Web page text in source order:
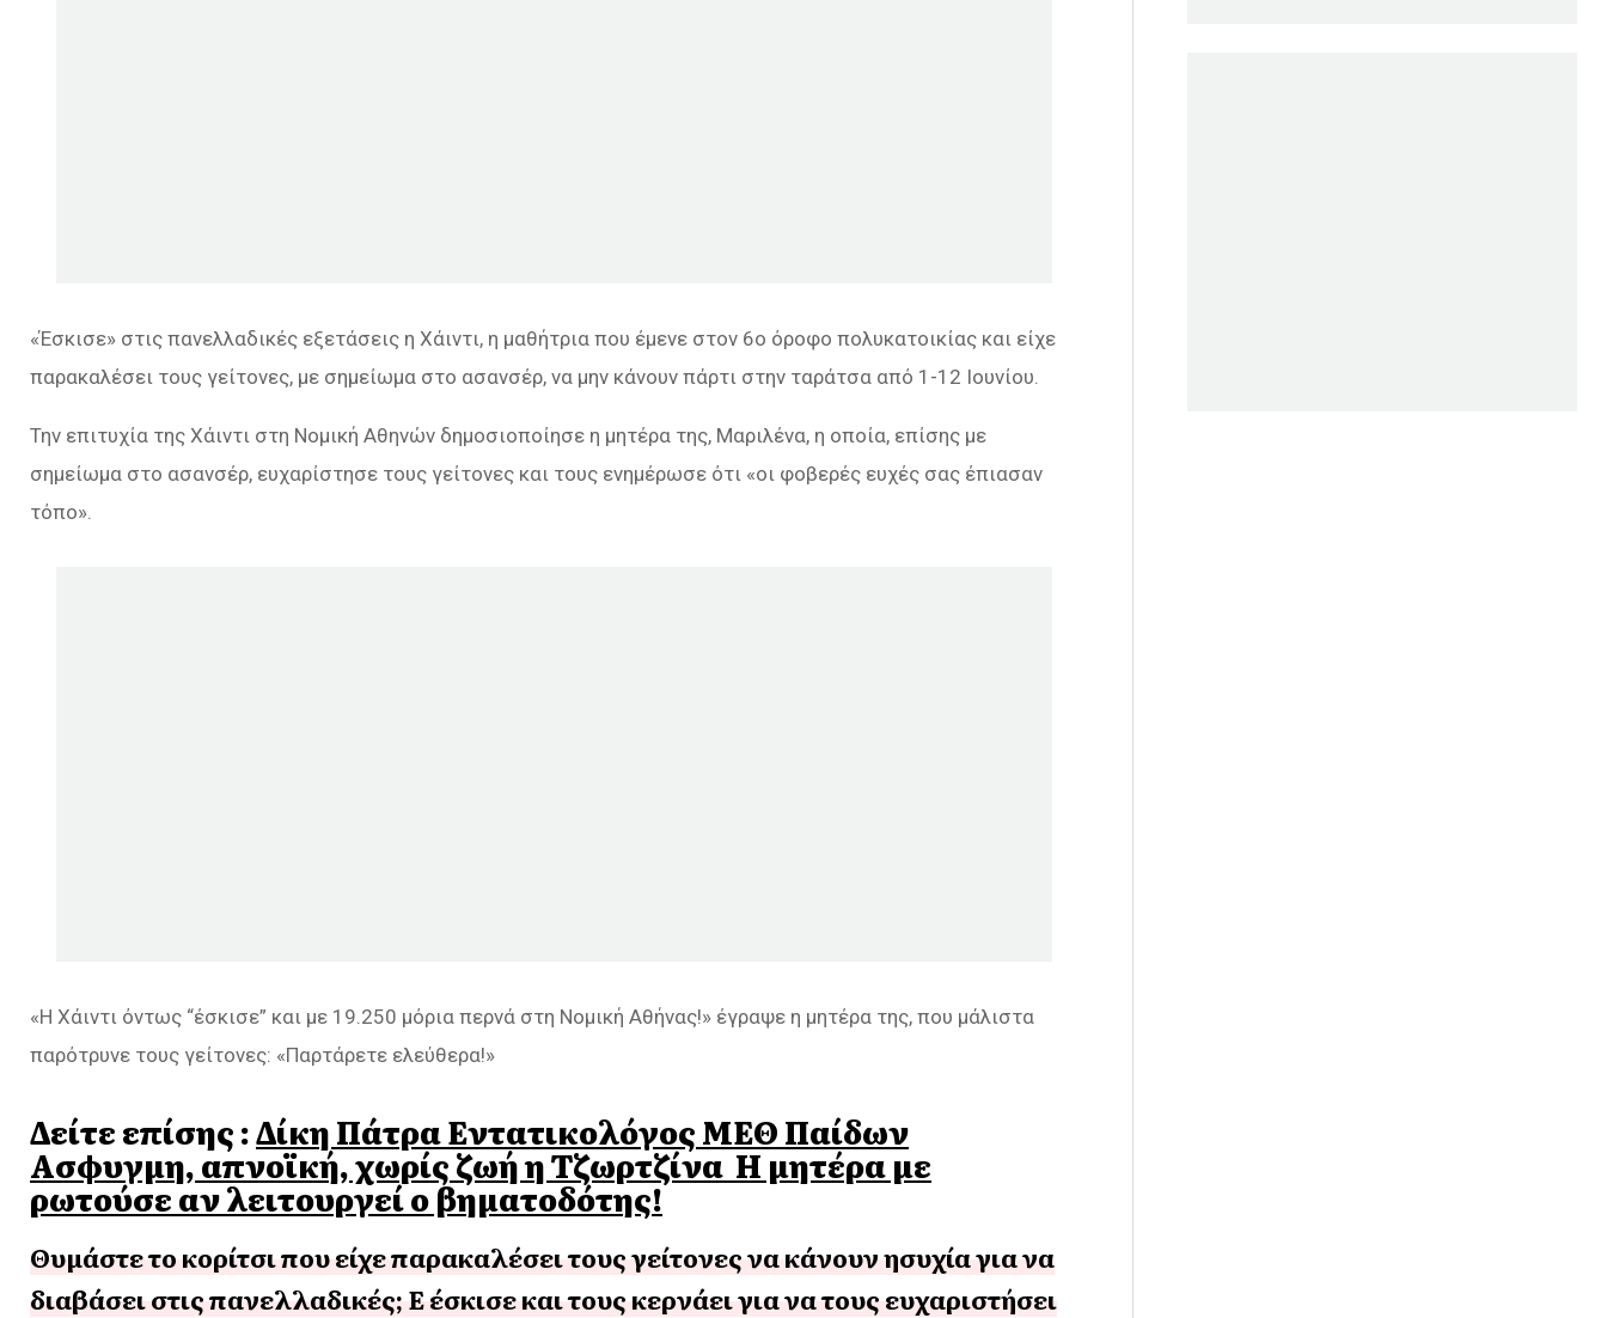
«Έσκισε» στις πανελλαδικές εξετάσεις η Χάιντι, η μαθήτρια που έμενε στον 6ο όροφο πολυκατοικίας και είχε
παρακαλέσει τους γείτονες, με σημείωμα στο ασανσέρ, να μην κάνουν πάρτι στην ταράτσα από 1-12 Ιουνίου.
Την επιτυχία της Χάιντι στη Νομική Αθηνών δημοσιοποίησε η μητέρα της, Μαριλένα, η οποία, επίσης με
σημείωμα στο ασανσέρ, ευχαρίστησε τους γείτονες και τους ενημέρωσε ότι «οι φοβερές ευχές σας έπιασαν
τόπο».
«Η Χάιντι όντως “έσκισε” και με 19.250 μόρια περνά στη Νομική Αθήνας!» έγραψε η μητέρα της, που μάλιστα
παρότρυνε τους γείτονες: «Παρτάρετε ελεύθερα!»
Δείτε επίσης :Δίκη Πάτρα Εντατικολόγος ΜΕΘ Παίδων
Ασφυγμη, απνοϊκή, χωρίς ζωή η Τζωρτζίνα Η μητέρα με
ρωτούσε αν λειτουργεί ο βηματοδότης!
Θυμάστε το κορίτσι που είχε παρακαλέσει τους γείτονες να κάνουν ησυχία για να
διαβάσει στις πανελλαδικές; Ε έσκισε και τους κερνάει για να τους ευχαριστήσει